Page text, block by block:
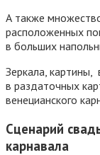
А также
расположенных
в больших
Зеркала,
в раздаточных
венецианского
Сценарий
карнавала